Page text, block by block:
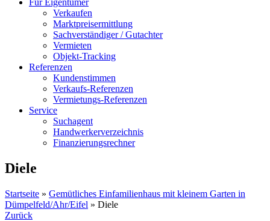
Für Eigentümer
Verkaufen
Marktpreisermittlung
Sachverständiger / Gutachter
Vermieten
Objekt-Tracking
Referenzen
Kundenstimmen
Verkaufs-Referenzen
Vermietungs-Referenzen
Service
Suchagent
Handwerkerverzeichnis
Finanzierungsrechner
Diele
Startseite » Gemütliches Einfamilienhaus mit kleinem Garten in
Dümpelfeld/Ahr/Eifel » Diele
Zurück